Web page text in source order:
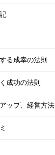
る成幸の法則
成功の法則
ップ、経営方法